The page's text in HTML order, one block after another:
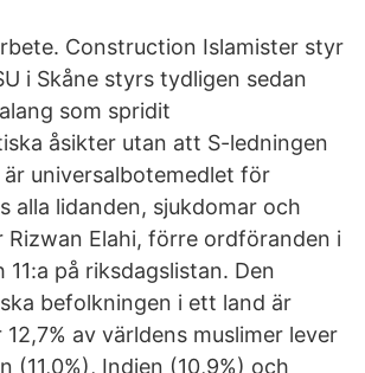
Construction Islamister styr
i Skåne styrs tydligen sedan
som spridit
åsikter utan att S-ledningen
är universalbotemedlet för
alla lidanden, sjukdomar och
Rizwan Elahi, förre ordföranden i
11:a på riksdagslistan. Den
befolkningen i ett land är
av världens muslimer lever
(11,0%), Indien (10,9%) och